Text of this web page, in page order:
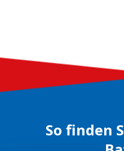
So finden